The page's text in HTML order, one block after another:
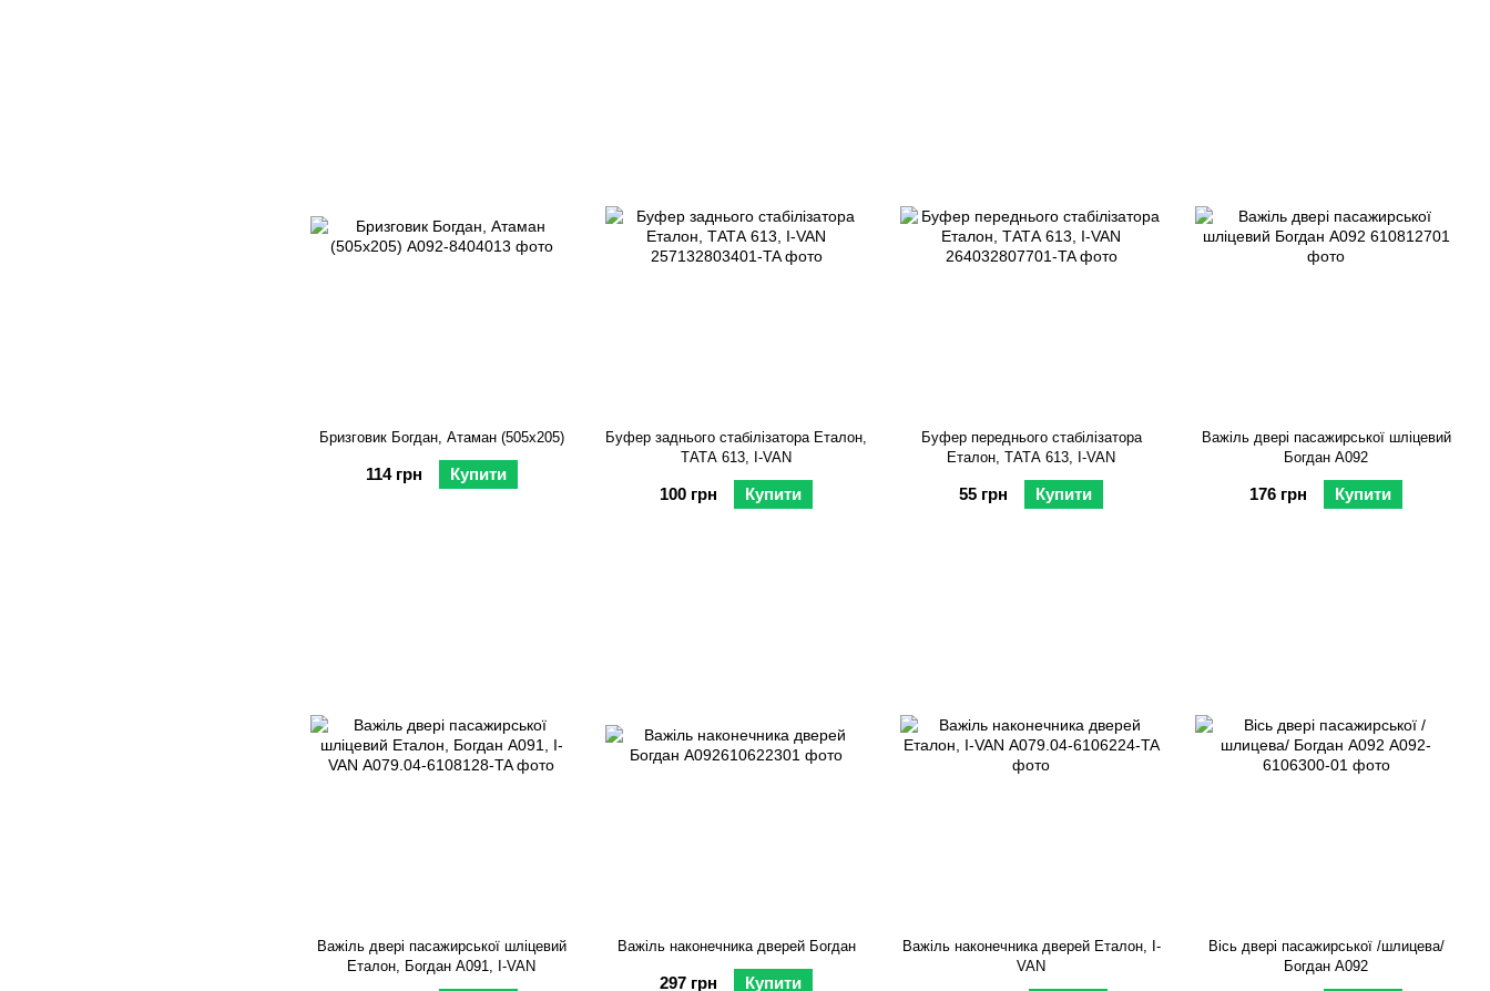
Бризговик Богдан, Атаман (505х205)
114 грн Купити
Буфер заднього стабілізатора Еталон,
ТАТА 613, I-VAN
100 грн Купити
Буфер переднього стабілізатора
Еталон, ТАТА 613, I-VAN
55 грн Купити
Важіль двері пасажирської шліцевий
Богдан А092
176 грн Купити
Важіль двері пасажирської шліцевий
Еталон, Богдан А091, I-VAN
Важіль наконечника дверей Богдан
297 грн Купити
Важіль наконечника дверей Еталон, I-
VAN
Вісь двері пасажирської /шлицева/
Богдан А092